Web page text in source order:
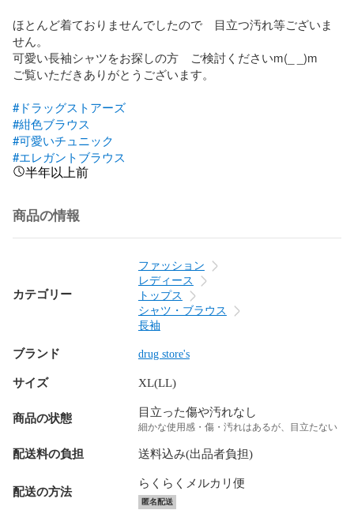
ほとんど着ておりませんでしたので　目立つ汚れ等ございま
せん。
可愛い長袖シャツをお探しの方　ご検討くださいm(_ _)m
ご覧いただきありがとうございます。
#ドラッグストアーズ
#紺色ブラウス
#可愛いチュニック
#エレガントブラウス
半年以上前
商品の情報
カテゴリー
ファッション
レディース
トップス
シャツ・ブラウス
長袖
ブランド drug store's
サイズ XL(LL)
商品の状態 目立った傷や汚れなし
細かな使用感・傷・汚れはあるが、目立たない
配送料の負担 送料込み(出品者負担)
配送の方法
らくらくメルカリ便
匿名配送